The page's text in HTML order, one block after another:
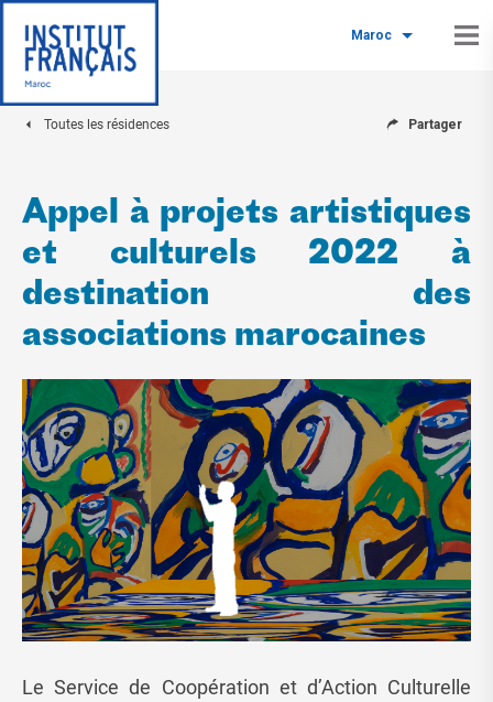
Maroc
Toutes les résidences Partager
Appel à projets artistiques
et culturels 2022 à
destination des
associations marocaines
Le Service de Coopération et d’Action Culturelle